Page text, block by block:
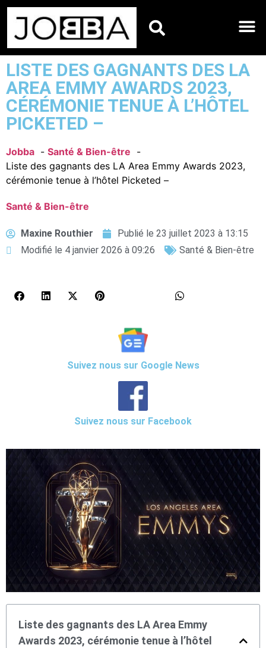
LISTE DES GAGNANTS DES LA
AREA EMMY AWARDS 2023,
CÉRÉMONIE TENUE À L’HÔTEL
PICKETED –
Jobba
Santé & Bien-être
Liste des gagnants des LA Area Emmy Awards 2023,
cérémonie tenue à l’hôtel Picketed –
Santé & Bien-être
Maxine Routhier Publié le 23 juillet 2023 à 13:15
Modifié le 4 janvier 2026 à 09:26
Santé & Bien-être
Suivez nous sur Google News
Suivez nous sur Facebook
Liste des gagnants des LA Area Emmy
Awards 2023, cérémonie tenue à l’hôtel